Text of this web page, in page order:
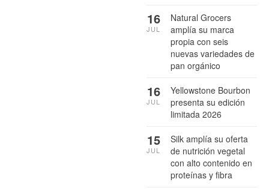
Natural Grocers
amplía su marca
propia con seis
nuevas variedades de
pan orgánico
16
JUL
Yellowstone Bourbon
presenta su edición
limitada 2026
16
JUL
Silk amplía su oferta
de nutrición vegetal
con alto contenido en
proteínas y fibra
15
JUL